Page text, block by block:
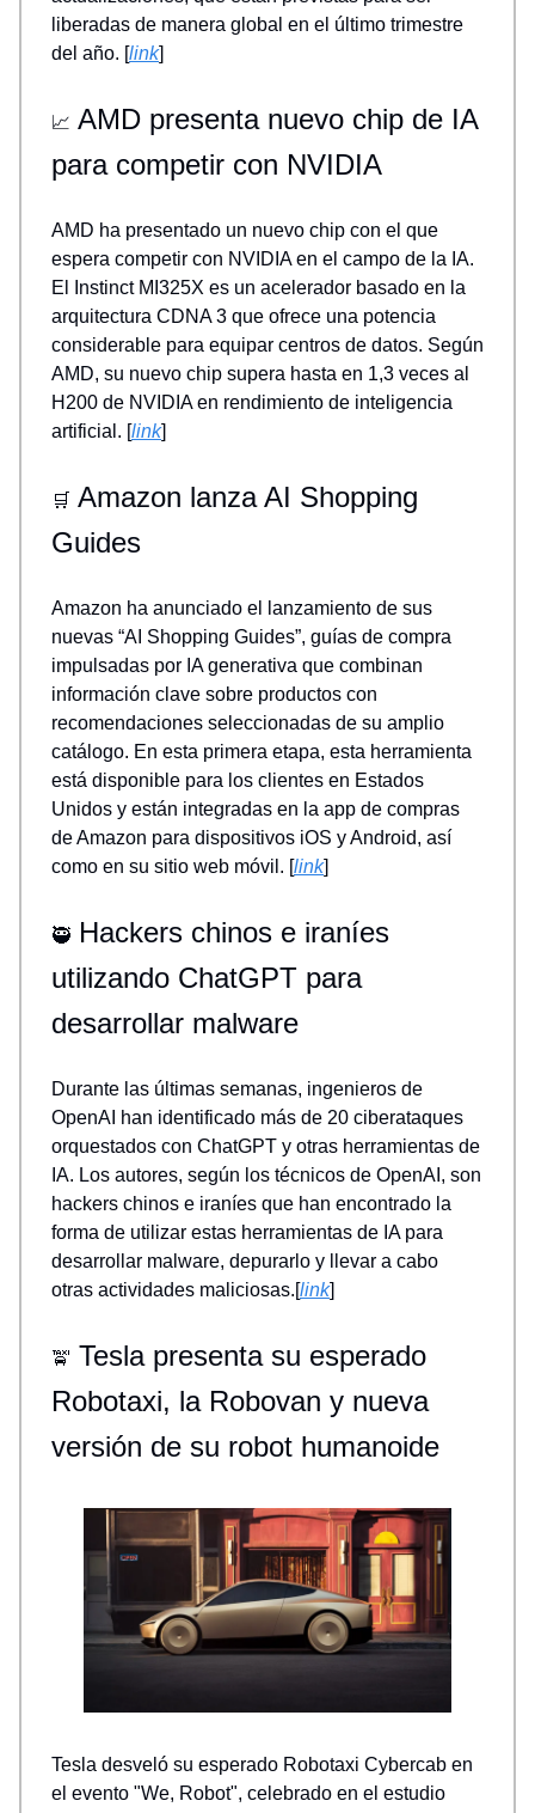
liberadas de manera global en el último trimestre
del año. [link]
📈 AMD presenta nuevo chip de IA
para competir con NVIDIA
AMD ha presentado un nuevo chip con el que
espera competir con NVIDIA en el campo de la IA.
El Instinct MI325X es un acelerador basado en la
arquitectura CDNA 3 que ofrece una potencia
considerable para equipar centros de datos. Según
AMD, su nuevo chip supera hasta en 1,3 veces al
H200 de NVIDIA en rendimiento de inteligencia
artificial. [link]
🛒 Amazon lanza AI Shopping
Guides
Amazon ha anunciado el lanzamiento de sus
nuevas “AI Shopping Guides”, guías de compra
impulsadas por IA generativa que combinan
información clave sobre productos con
recomendaciones seleccionadas de su amplio
catálogo. En esta primera etapa, esta herramienta
está disponible para los clientes en Estados
Unidos y están integradas en la app de compras
de Amazon para dispositivos iOS y Android, así
como en su sitio web móvil. [link]
🥷 Hackers chinos e iraníes
utilizando ChatGPT para
desarrollar malware
Durante las últimas semanas, ingenieros de
OpenAI han identificado más de 20 ciberataques
orquestados con ChatGPT y otras herramientas de
IA. Los autores, según los técnicos de OpenAI, son
hackers chinos e iraníes que han encontrado la
forma de utilizar estas herramientas de IA para
desarrollar malware, depurarlo y llevar a cabo
otras actividades maliciosas.[link]
🚖 Tesla presenta su esperado
Robotaxi, la Robovan y nueva
versión de su robot humanoide
Tesla desveló su esperado Robotaxi Cybercab en
el evento "We, Robot", celebrado en el estudio